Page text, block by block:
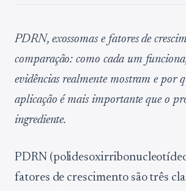
PDRN, exossomas e fatores de
comparação: como cada um
evidências realmente mostram e por
aplicação é mais importante que o
ingrediente.
PDRN
fatores de crescimento são três